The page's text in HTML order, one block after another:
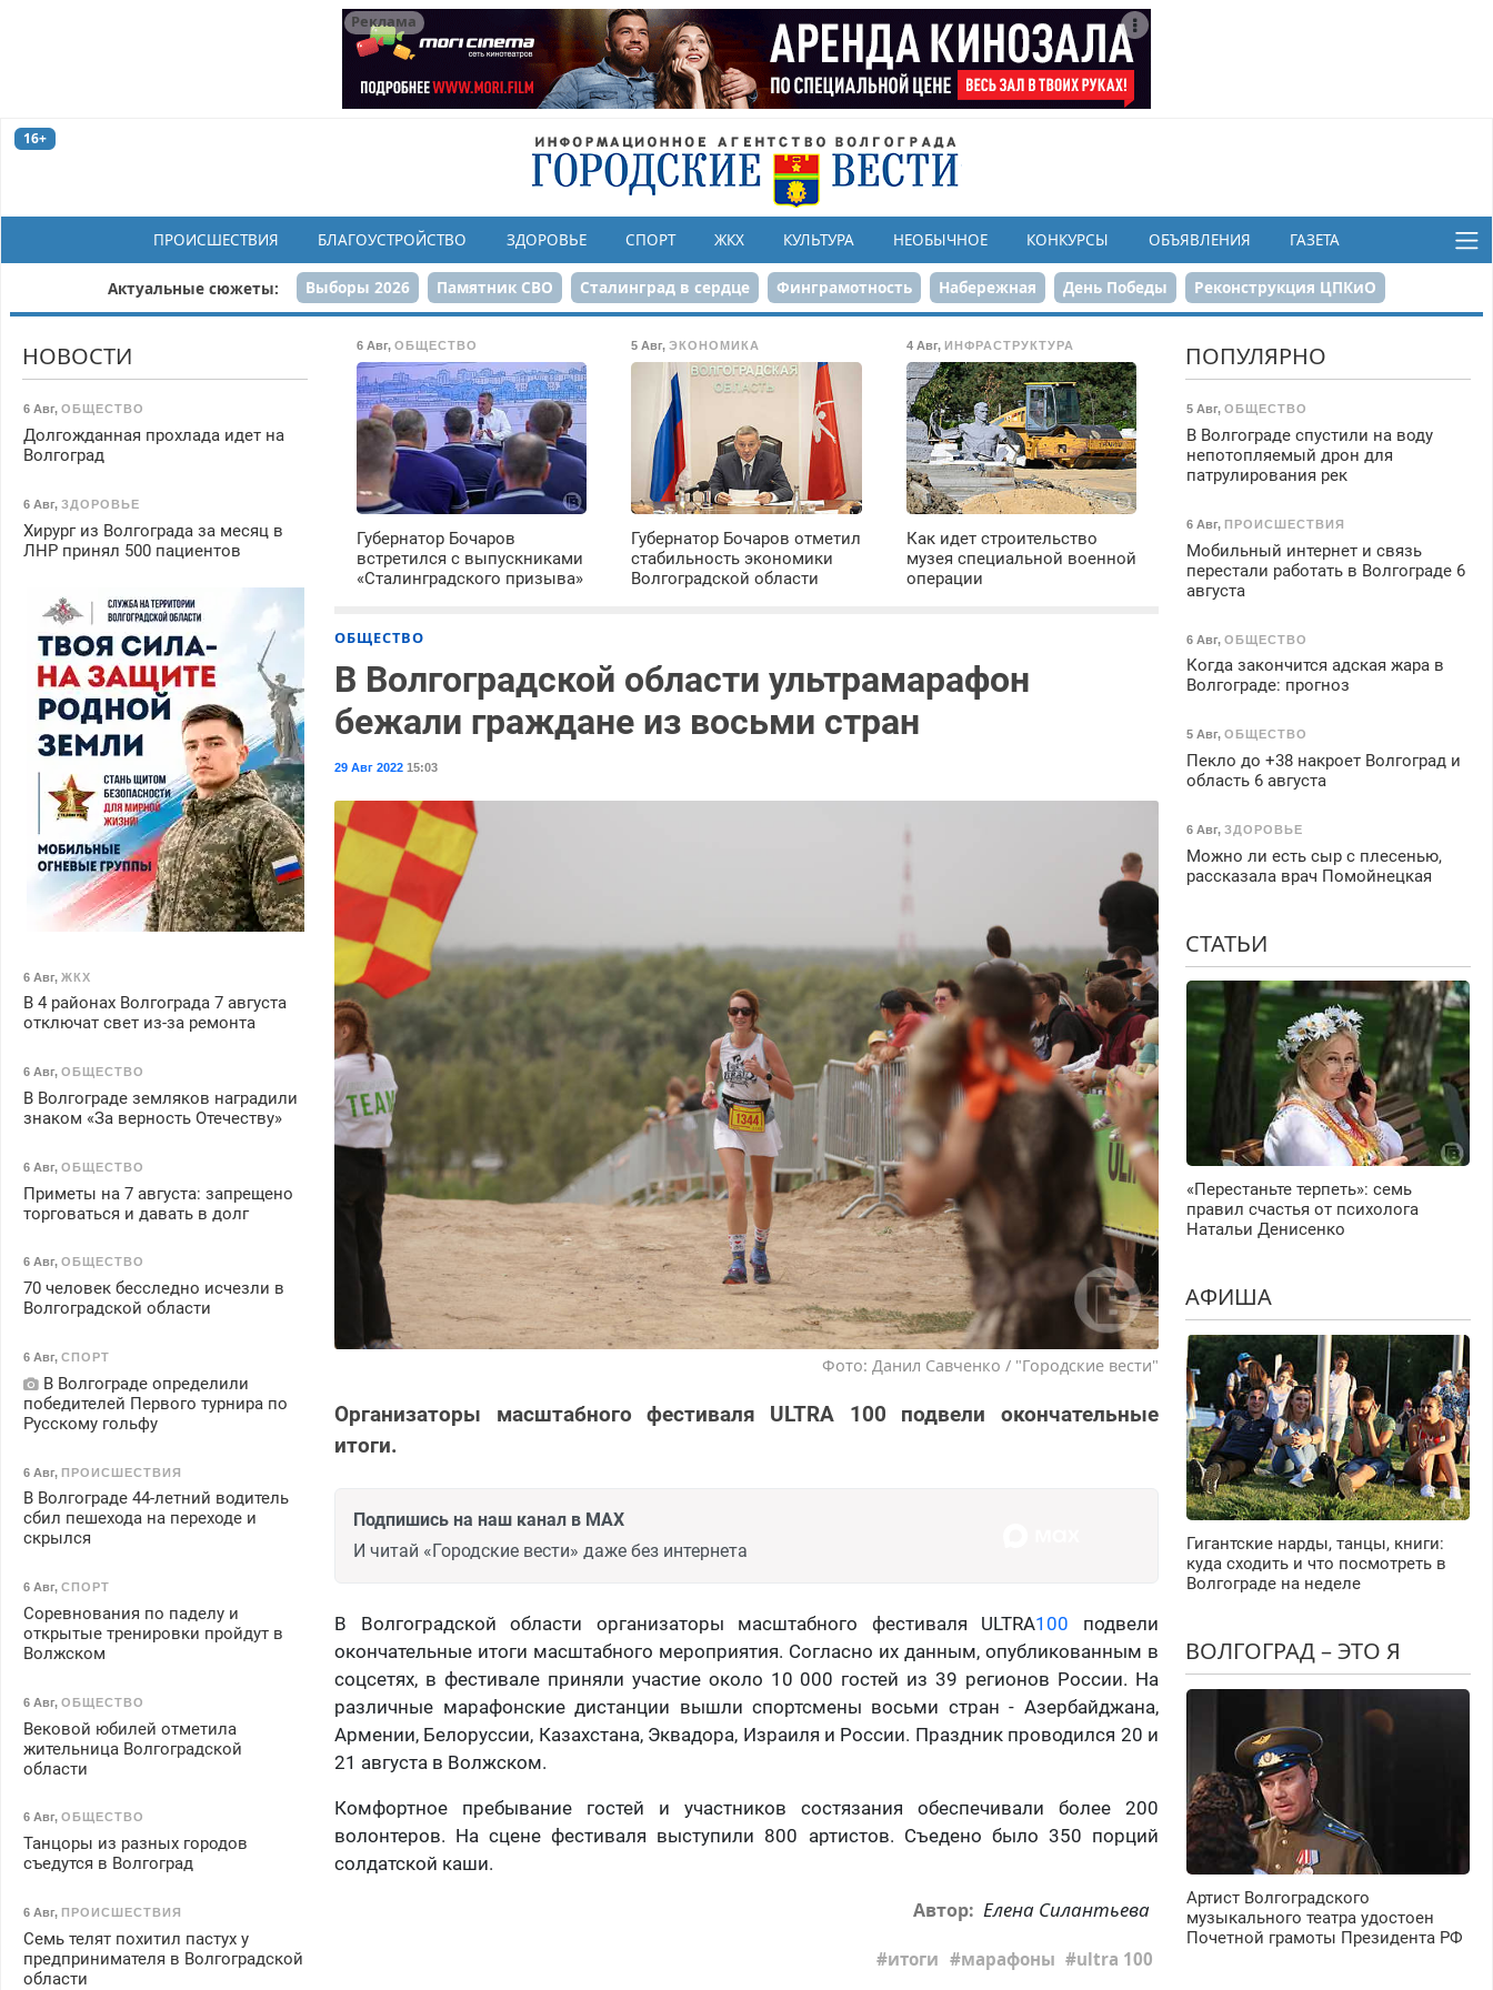
Реклама
16+
ПРОИСШЕСТВИЯ БЛАГОУСТРОЙСТВО ЗДОРОВЬЕ СПОРТ ЖКХ КУЛЬТУРА НЕОБЫЧНОЕ КОНКУРСЫ ОБЪЯВЛЕНИЯ ГАЗЕТА
Актуальные сюжеты: Выборы 2026 Памятник СВО Сталинград в сердце Финграмотность Набережная День Победы Реконструкция ЦПКиО
80-летие Победы Парк Героев-летчиков
6 Авг,ОБЩЕСТВО
Губернатор Бочаров
встретился с выпускниками
«Сталинградского призыва»
5 Авг,ЭКОНОМИКА
Губернатор Бочаров отметил
стабильность экономики
Волгоградской области
4 Авг, ИНФРАСТРУКТУРА
Как идет строительство
музея специальной военной
операции
ОБЩЕСТВО
В Волгоградской области ультрамарафон
бежали граждане из восьми стран
29 Авг 2022 15:03
Фото: Данил Савченко / "Городские вести"
Организаторы масштабного фестиваля ULTRA 100 подвели окончательные
итоги.
Подпишись на наш канал в MAX
И читай «Городские вести» даже без интернета
В Волгоградской области организаторы масштабного фестиваля ULTRA100 подвели
окончательные итоги масштабного мероприятия. Согласно их данным, опубликованным в
соцсетях, в фестивале приняли участие около 10 000 гостей из 39 регионов России. На
различные марафонские дистанции вышли спортсмены восьми стран - Азербайджана,
Армении, Белоруссии, Казахстана, Эквадора, Израиля и России. Праздник проводился 20 и
21 августа в Волжском.
Комфортное пребывание гостей и участников состязания обеспечивали более 200
волонтеров. На сцене фестиваля выступили 800 артистов. Съедено было 350 порций
солдатской каши.
Автор: Елена Силантьева
итоги марафоны ultra 100
НОВОСТИ
6 Авг, ОБЩЕСТВО
Долгожданная прохлада идет на
Волгоград
6 Авг, ЗДОРОВЬЕ
Хирург из Волгограда за месяц в
ЛНР принял 500 пациентов
6 Авг, ЖКХ
В 4 районах Волгограда 7 августа
отключат свет из-за ремонта
6 Авг, ОБЩЕСТВО
В Волгограде земляков наградили
знаком «За верность Отечеству»
6 Авг, ОБЩЕСТВО
Приметы на 7 августа: запрещено
торговаться и давать в долг
6 Авг, ОБЩЕСТВО
70 человек бесследно исчезли в
Волгоградской области
6 Авг, СПОРТ
В Волгограде определили
победителей Первого турнира по
Русскому гольфу
6 Авг, ПРОИСШЕСТВИЯ
В Волгограде 44-летний водитель
сбил пешехода на переходе и
скрылся
6 Авг, СПОРТ
Соревнования по паделу и
открытые тренировки пройдут в
Волжском
6 Авг, ОБЩЕСТВО
Вековой юбилей отметила
жительница Волгоградской
области
6 Авг, ОБЩЕСТВО
Танцоры из разных городов
съедутся в Волгоград
6 Авг, ПРОИСШЕСТВИЯ
Семь телят похитил пастух у
предпринимателя в Волгоградской
области
ПОПУЛЯРНО
5 Авг, ОБЩЕСТВО
В Волгограде спустили на воду
непотопляемый дрон для
патрулирования рек
6 Авг, ПРОИСШЕСТВИЯ
Мобильный интернет и связь
перестали работать в Волгограде 6
августа
6 Авг, ОБЩЕСТВО
Когда закончится адская жара в
Волгограде: прогноз
5 Авг, ОБЩЕСТВО
Пекло до +38 накроет Волгоград и
область 6 августа
6 Авг, ЗДОРОВЬЕ
Можно ли есть сыр с плесенью,
рассказала врач Помойнецкая
СТАТЬИ
«Перестаньте терпеть»: семь
правил счастья от психолога
Натальи Денисенко
АФИША
Гигантские нарды, танцы, книги:
куда сходить и что посмотреть в
Волгограде на неделе
ВОЛГОГРАД – ЭТО Я
Артист Волгоградского
музыкального театра удостоен
Почетной грамоты Президента РФ